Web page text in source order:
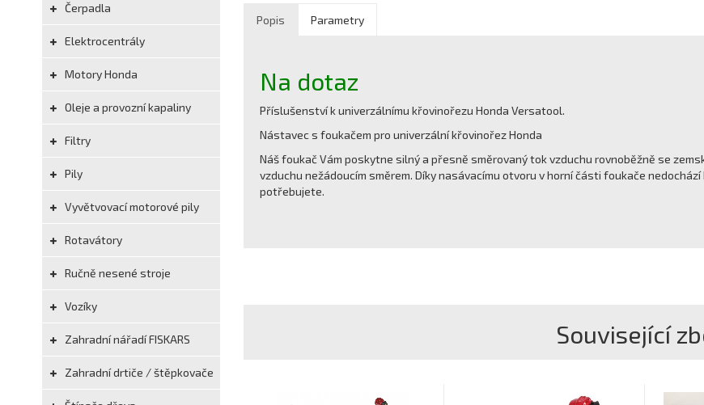
Čerpadla
Elektrocentrály
Motory Honda
Oleje a provozní kapaliny
Filtry
Pily
Vyvětvovací motorové pily
Rotavátory
Ručně nesené stroje
Vozíky
Zahradní nářadí FISKARS
Zahradní drtiče / štěpkovače
Popis Parametry
Na dotaz
Příslušenství k univerzálnímu křovinořezu Honda Versatool.
Nástavec s foukačem pro univerzální křovinořez Honda
Náš foukač Vám poskytne silný a přesně směrovaný tok vzduchu rovnoběžně se
vzduchu nežádoucím směrem. Díky nasávacímu otvoru v horní části foukače
potřebujete.
Související